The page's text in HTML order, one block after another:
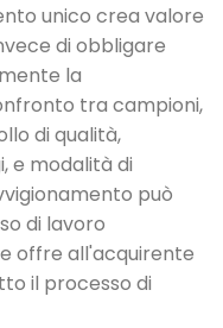
unico crea valore
di obbligare
la
tra campioni,
di qualità,
e modalità di
può
di lavoro
offre all'acquirente
il processo di